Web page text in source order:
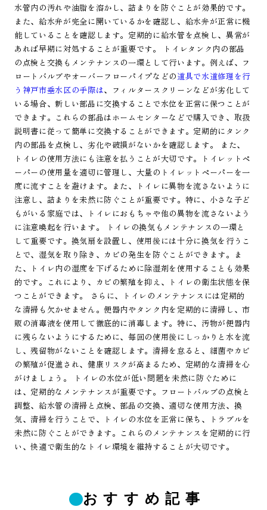
水管内の汚れや油脂を溶かし、詰まりを防ぐことが効果的です。
また、給水弁が完全に開いているかを確認し、給水弁が正常に機
能していることを確認します。定期的に給水管を点検し、異常が
あれば早期に対処することが重要です。 トイレタンク内の部品
の点検と交換もメンテナンスの一環として行います。例えば、フ
ロートバルブやオーバーフローパイプなどの道具で水道修理を行
う神戸市垂水区の手際は、フィルタースクリーンなどが劣化して
いる場合、新しい部品に交換することで水位を正常に保つことが
できます。これらの部品はホームセンターなどで購入でき、取扱
説明書に従って簡単に交換することができます。定期的にタンク
内の部品を点検し、劣化や破損がないかを確認します。 また、
トイレの使用方法にも注意を払うことが大切です。トイレットペ
ーパーの使用量を適切に管理し、大量のトイレットペーパーを一
度に流すことを避けます。また、トイレに異物を流さないように
注意し、詰まりを未然に防ぐことが重要です。特に、小さな子ど
もがいる家庭では、トイレにおもちゃや他の異物を流さないよう
に注意喚起を行います。 トイレの換気もメンテナンスの一環と
して重要です。換気扇を設置し、使用後には十分に換気を行うこ
とで、湿気を取り除き、カビの発生を防ぐことができます。ま
た、トイレ内の湿度を下げるために除湿剤を使用することも効果
的です。これにより、カビの繁殖を抑え、トイレの衛生状態を保
つことができます。 さらに、トイレのメンテナンスには定期的
な清掃も欠かせません。便器内やタンク内を定期的に清掃し、市
販の消毒液を使用して徹底的に消毒します。特に、汚物が便器内
に残らないようにするために、毎回の使用後にしっかりと水を流
し、残留物がないことを確認します。清掃を怠ると、細菌やカビ
の繁殖が促進され、健康リスクが高まるため、定期的な清掃を心
がけましょう。 トイレの水位が低い問題を未然に防ぐために
は、定期的なメンテナンスが重要です。フロートバルブの点検と
調整、給水管の清掃と点検、部品の交換、適切な使用方法、換
気、清掃を行うことで、トイレの水位を正常に保ち、トラブルを
未然に防ぐことができます。これらのメンテナンスを定期的に行
い、快適で衛生的なトイレ環境を維持することが大切です。
おすすめ記事